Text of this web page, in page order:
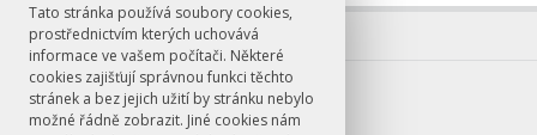
Tato stránka používá soubory cookies,
prostřednictvím kterých uchovává
informace ve vašem počítači. Některé
cookies zajišťují správnou funkci těchto
stránek a bez jejich užití by stránku nebylo
možné řádně zobrazit. Jiné cookies nám
E-mail